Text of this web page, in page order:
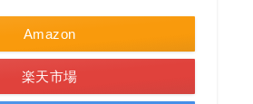
Amazon
楽天市場